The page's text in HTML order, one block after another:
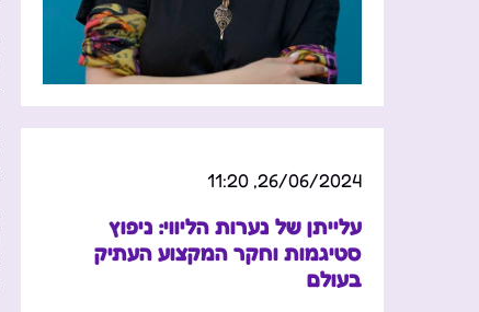
26/06/2024, 11:20
עלייתן של נערות הליווי: ניפוץ
סטיגמות וחקר המקצוע העתיק
בעולם